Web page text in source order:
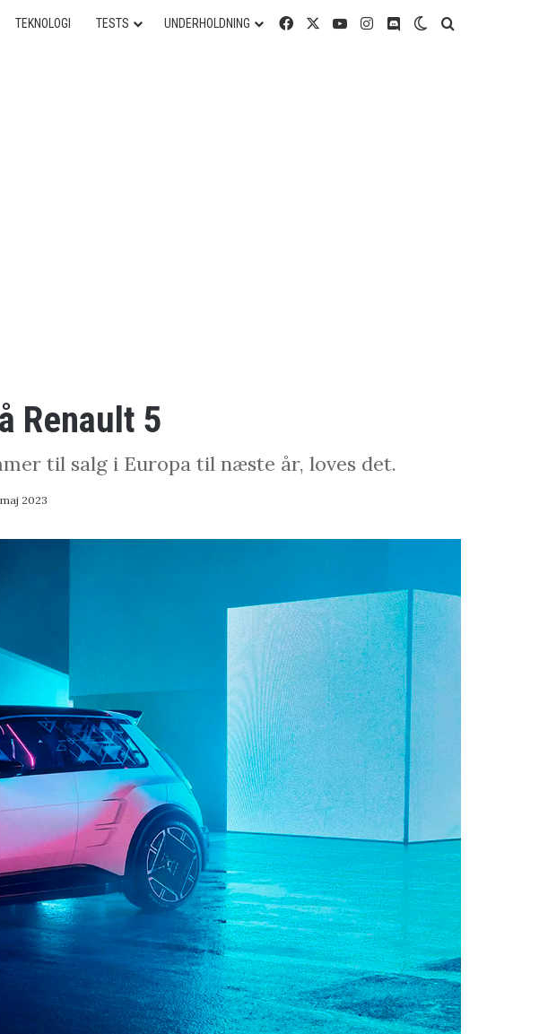
TEKNOLOGI TESTS UNDERHOLDNING FacebookYouTubeInstagram
DiscordSwitch skin
Renault 5
til salg i Europa til næste år, loves det.
2023